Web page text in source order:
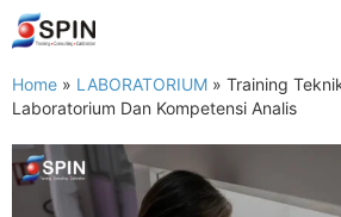
Home » LABORATORIUM » Training
Laboratorium Dan Kompetensi Analis